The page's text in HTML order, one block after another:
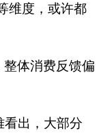
维度，或许都
整体消费反馈偏
看出，大部分